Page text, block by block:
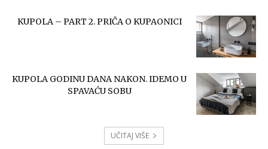
KUPOLA – PART 2. PRIČA O KUPAONICI
KUPOLA GODINU DANA NAKON. IDEMO U
SPAVAĆU SOBU
UČITAJ VIŠE